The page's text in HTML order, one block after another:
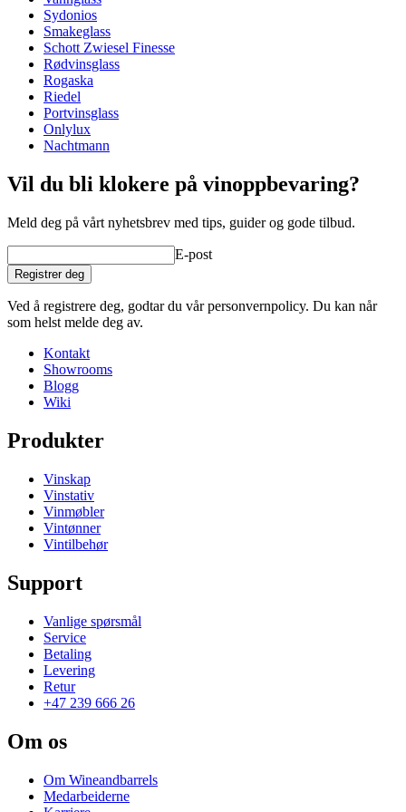
Produktserie
Style
GlassKrystallglass, Rødvinsglass
GlastypeBurgunderglass
Diameter (cm)
Kapasitet (cl)
Annet
Sydonios
Smakeglass
Schott Zwiesel Finesse
Rødvinsglass
Rogaska
Riedel
Portvinsglass
Onlylux
Nachtmann
Vil du bli klokere på vinoppbevaring?
Meld deg på vårt nyhetsbrev med tips, guider og gode tilbud.
E-post
Registrer deg
Ved å registrere deg, godtar du vår personvernpolicy. Du kan når
som helst melde deg av.
Kontakt
Showrooms
Blogg
Wiki
Produkter
Vinskap
Vinstativ
Vinmøbler
Vintønner
Vintilbehør
Support
Vanlige spørsmål
Service
Betaling
Levering
Retur
+47 239 666 26
Om os
Om Wineandbarrels
Medarbeiderne